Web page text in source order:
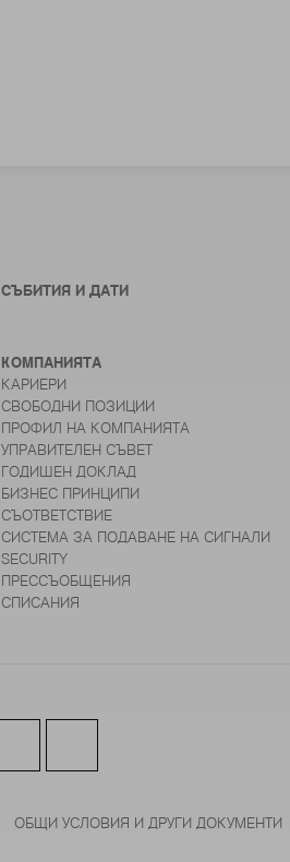
СЪБИТИЯ И ДАТИ
КОМПАНИЯТА
КАРИЕРИ
СВОБОДНИ ПОЗИЦИИ
ПРОФИЛ НА КОМПАНИЯТА
УПРАВИТЕЛЕН СЪВЕТ
ГОДИШЕН ДОКЛАД
БИЗНЕС ПРИНЦИПИ
СЪОТВЕТСТВИЕ
СИСТЕМА ЗА ПОДАВАНЕ НА СИГНАЛИ
SECURITY
ПРЕССЪОБЩЕНИЯ
СПИСАНИЯ
ОБЩИ УСЛОВИЯ И ДРУГИ ДОКУМЕНТИ